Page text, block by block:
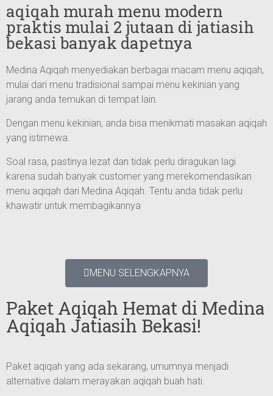
aqiqah murah menu modern
praktis mulai 2 jutaan di jatiasih
bekasi banyak dapetnya
Medina Aqiqah menyediakan berbagai macam menu aqiqah,
mulai dari menu tradisional sampai menu kekinian yang
jarang anda temukan di tempat lain.
Dengan menu kekinian, anda bisa menikmati masakan aqiqah
yang istimewa.
Soal rasa, pastinya lezat dan tidak perlu diragukan lagi
karena sudah banyak customer yang merekomendasikan
menu aqiqah dari Medina Aqiqah. Tentu anda tidak perlu
khawatir untuk membagikannya
MENU SELENGKAPNYA
Paket Aqiqah Hemat di Medina
Aqiqah Jatiasih Bekasi!
Paket aqiqah yang ada sekarang, umumnya menjadi
alternative dalam merayakan aqiqah buah hati.